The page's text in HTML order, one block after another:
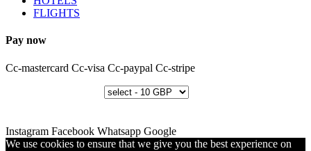
FLIGHTS
Pay now
Cc-mastercard Cc-visa Cc-paypal Cc-stripe
Instagram Facebook Whatsapp Google
We use cookies to ensure that we give you the best experience on